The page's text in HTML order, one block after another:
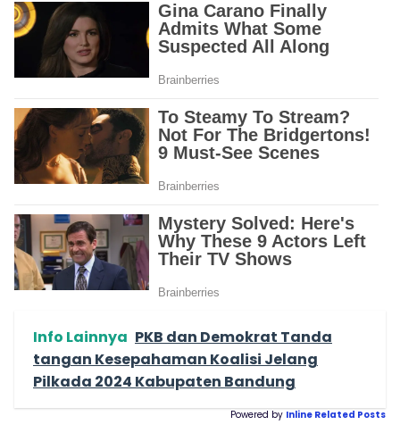
Info Lainnya PKB dan Demokrat Tanda
tangan Kesepahaman Koalisi Jelang
Pilkada 2024 Kabupaten Bandung
Powered by Inline Related Posts